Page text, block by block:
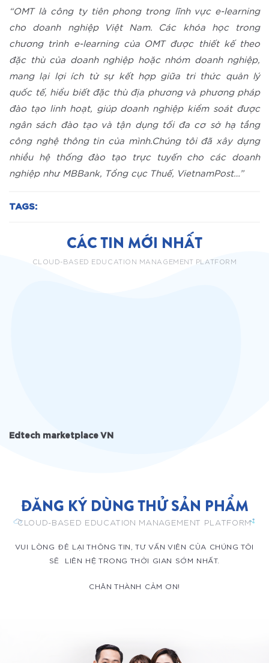
“OMT là công ty tiên phong trong lĩnh vực e-learning
cho doanh nghiệp Việt Nam. Các khóa học trong
chương trình e-learning của OMT được thiết kế theo
đặc thù của doanh nghiệp hoặc nhóm doanh nghiệp,
mang lại lợi ích từ sự kết hợp giữa tri thức quản lý
quốc tế, hiểu biết đặc thù địa phương và phương pháp
đào tạo linh hoạt, giúp doanh nghiệp kiểm soát được
ngân sách đào tạo và tận dụng tối đa cơ sở hạ tầng
công nghệ thông tin của mình.Chúng tôi đã xây dựng
nhiều hệ thống đào tạo trực tuyến cho các doanh
nghiệp như MBBank, Tổng cục Thuế, VietnamPost…”
TAGS:
CÁC TIN MỚI NHẤT
CLOUD-BASED EDUCATION MANAGEMENT PLATFORM
Edtech marketplace VN
ĐĂNG KÝ DÙNG THỬ SẢN PHẨM
CLOUD-BASED EDUCATION MANAGEMENT PLATFORM
VUI LÒNG ĐÊ LẠI THÔNG TIN, TƯ VẤN VIÊN CỦA CHÚNG TÔI
SẼ LIÊN HỆ TRONG THỜI GIAN SỚM NHẤT.
CHÂN THÀNH CẢM ƠN!